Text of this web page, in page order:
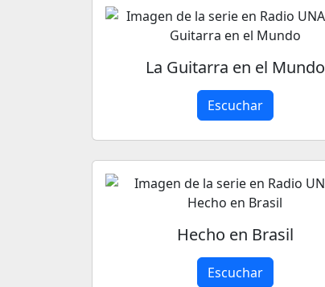
La Guitarra en el Mundo
Escuchar
Hecho en Brasil
Escuchar